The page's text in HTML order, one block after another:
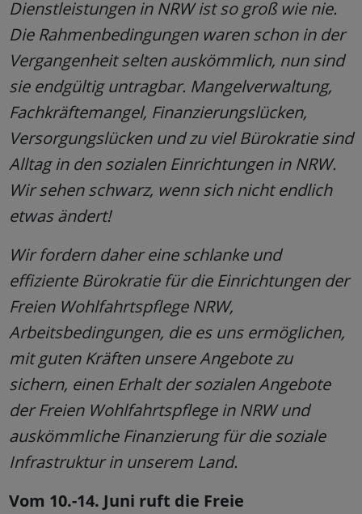
Dienstleistungen in NRW ist so groß wie nie.
Die Rahmenbedingungen waren schon in der
Vergangenheit selten auskömmlich, nun sind
sie endgültig untragbar. Mangelverwaltung,
Fachkräftemangel, Finanzierungslücken,
Versorgungslücken und zu viel Bürokratie sind
Alltag in den sozialen Einrichtungen in NRW.
Wir sehen schwarz, wenn sich nicht endlich
etwas ändert!
Wir fordern daher eine schlanke und
effiziente Bürokratie für die Einrichtungen der
Freien Wohlfahrtspflege NRW,
Arbeitsbedingungen, die es uns ermöglichen,
mit guten Kräften unsere Angebote zu
sichern, einen Erhalt der sozialen Angebote
der Freien Wohlfahrtspflege in NRW und
auskömmliche Finanzierung für die soziale
Infrastruktur in unserem Land.
Vom 10.-14. Juni ruft die Freie